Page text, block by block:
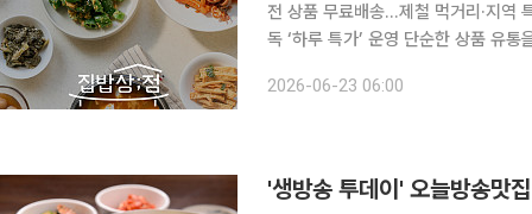
전 상품 무료배송...제철 먹거리·지역
독 ‘하루 특가’ 운영 단순한 상품 유통을 넘어 생산자의 스토리와 현지 정보를 전면에 내세운 차별화
먹거리를 발굴해 생산자와 소비자를
2026-06-23 06:00